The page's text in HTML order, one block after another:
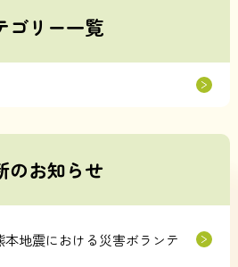
ゴリー一覧
のお知らせ
本地震における災害ボランテ